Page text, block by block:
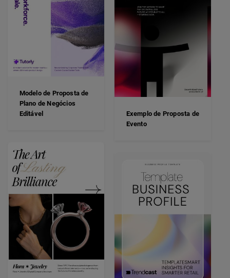
Modelo de Proposta de
Plano de Negócios
Editável
Exemplo de Proposta de
Evento